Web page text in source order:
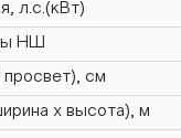
л.с.(кВт)
НШ
см
х высота), м